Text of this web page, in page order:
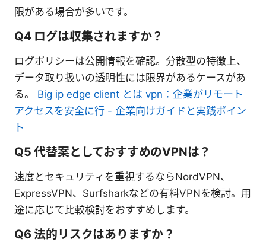
限がある場合が多いです。
Q4 ログは収集されますか？
ログポリシーは公開情報を確認。分散型の特徴上、
データ取り扱いの透明性には限界があるケースがあ
る。 Big ip edge client とは vpn：企業がリモート
アクセスを安全に行 - 企業向けガイドと実践ポイン
ト
Q5 代替案としておすすめのVPNは？
速度とセキュリティを重視するならNordVPN、
ExpressVPN、Surfsharkなどの有料VPNを検討。用
途に応じて比較検討をおすすめします。
Q6 法的リスクはありますか？